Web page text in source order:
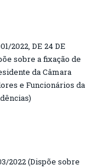
2022, DE 24 DE
sobre a fixação de
da Câmara
e Funcionários da
2022 (Dispõe sobre